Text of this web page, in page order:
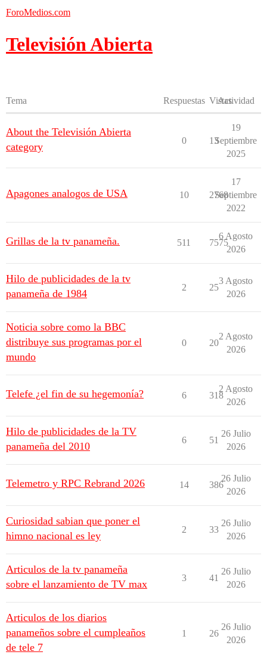
ForoMedios.com
Televisión Abierta
Tema Respuestas Vistas
Actividad
About the Televisión Abierta
category
0 13
19
Septiembre
2025
Apagones analogos de USA 10 2768
17
Septiembre
2022
Grillas de la tv panameña. 511 7575
6 Agosto
2026
Hilo de publicidades de la tv
panameña de 1984
2 25
3 Agosto
2026
Noticia sobre como la BBC
distribuye sus programas por el
mundo
0 20
2 Agosto
2026
Telefe ¿el fin de su hegemonía? 6 318
2 Agosto
2026
Hilo de publicidades de la TV
panameña del 2010
6 51
26 Julio
2026
Telemetro y RPC Rebrand 2026 14 386
26 Julio
2026
Curiosidad sabian que poner el
himno nacional es ley
2 33
26 Julio
2026
Articulos de la tv panameña
sobre el lanzamiento de TV max
3 41
26 Julio
2026
Articulos de los diarios
panameños sobre el cumpleaños
de tele 7
1 26
26 Julio
2026